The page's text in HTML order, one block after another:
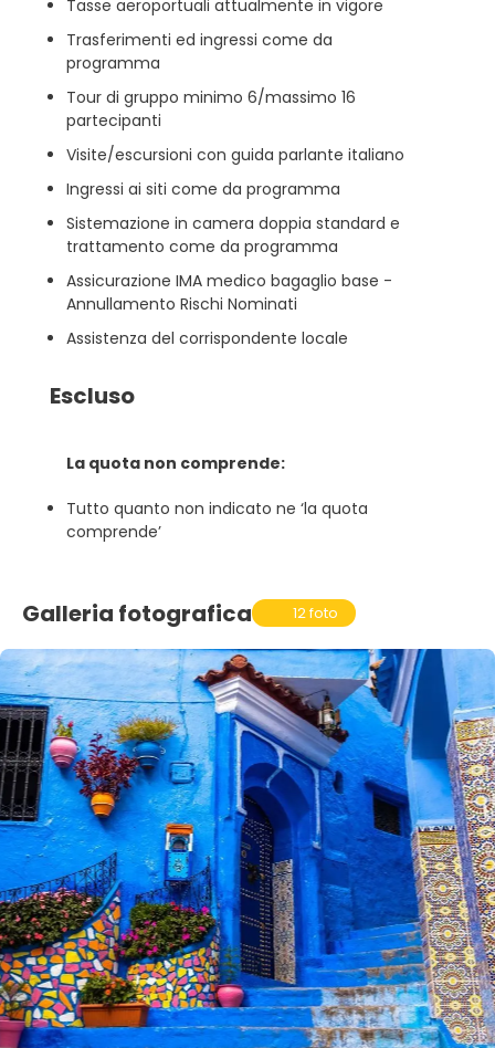
Tasse aeroportuali attualmente in vigore
Trasferimenti ed ingressi come da
programma
Tour di gruppo minimo 6/massimo 16
partecipanti
Visite/escursioni con guida parlante italiano
Ingressi ai siti come da programma
Sistemazione in camera doppia standard e
trattamento come da programma
Assicurazione IMA medico bagaglio base -
Annullamento Rischi Nominati
Assistenza del corrispondente locale
Escluso
La quota non comprende:
Tutto quanto non indicato ne ‘la quota
comprende’
Galleria fotografica 12 foto